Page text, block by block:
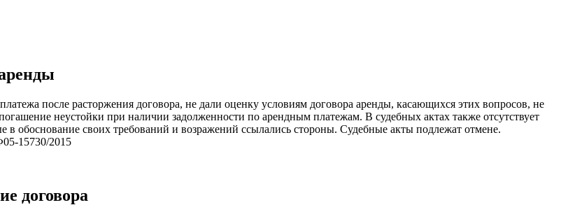
после расторжения договора, не дали оценку условиям договора аренды, касающихся этих вопросов, не
неустойки при наличии задолженности по арендным платежам. В судебных актах также отсутствует
в обоснование своих требований и возражений ссылались стороны. Судебные акты подлежат отмене.
15730/2015
договора